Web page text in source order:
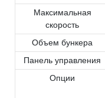
Максимальная
скорость
Объем бункера
Панель управления
Опции